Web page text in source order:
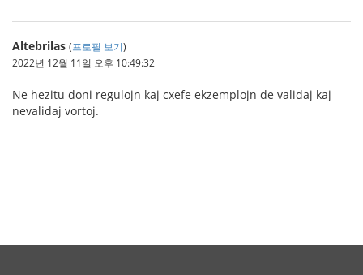
Altebrilas (프로필 보기)
2022년 12월 11일 오후 10:49:32
Ne hezitu doni regulojn kaj cxefe ekzemplojn de validaj kaj
nevalidaj vortoj.